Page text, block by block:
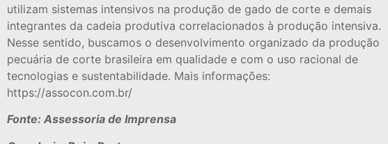
utilizam sistemas intensivos na produção de gado de corte e demais
integrantes da cadeia produtiva correlacionados à produção intensiva.
Nesse sentido, buscamos o desenvolvimento organizado da produção
pecuária de corte brasileira em qualidade e com o uso racional de
tecnologias e sustentabilidade. Mais informações:
https://assocon.com.br/
Fonte: Assessoria de Imprensa